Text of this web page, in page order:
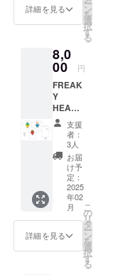
より遅
ます。
RMAN
です。
バッグ
や小物
などお
好きな
ところ
につけ
ていつ
でも
BURGE
RMAN
といっ
しょ。
サイ
ズ 約
4cm 暑
さ
3mm 素
性の高
いタン
ブラー
の
BURGE
RMAN
をデザ
インし
まし
た。 素
材 PP
シリコ
ンゴム
容量
350ml
アクリ
ルク
リップ
パッジ
BURGE
詳細を見る ー
ン
を
選
択
す
る
8,0
00 円
FREAK
Y
HEADS
T-shirt
前面の
左胸に[
FREAK
HEADS
]のロゴ
を刺繍
で、背
面には
大きめ
のヘッ
ズたち
支援
者：
3人
お届
け予
定：
2025
年02
月
詳細を見る
こ
の
リ
タ
ー
ン
を
選
択
す
る